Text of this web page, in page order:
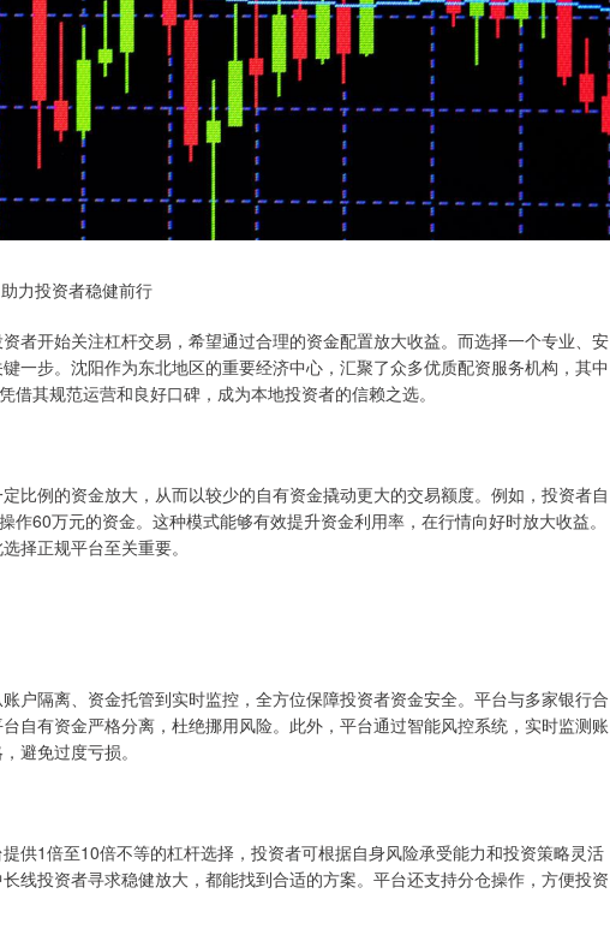
力投资者稳健前行
者开始关注杠杆交易，希望通过合理的资金配置放大收益。而选择一个专业、安
一步。沈阳作为东北地区的重要经济中心，汇聚了众多优质配资服务机构，其中
借其规范运营和良好口碑，成为本地投资者的信赖之选。
比例的资金放大，从而以较少的自有资金撬动更大的交易额度。例如，投资者自
60万元的资金。这种模式能够有效提升资金利用率，在行情向好时放大收益。
择正规平台至关重要。
户隔离、资金托管到实时监控，全方位保障投资者资金安全。平台与多家银行合
自有资金严格分离，杜绝挪用风险。此外，平台通过智能风控系统，实时监测账
避免过度亏损。
供1倍至10倍不等的杠杆选择，投资者可根据自身风险承受能力和投资策略灵活
线投资者寻求稳健放大，都能找到合适的方案。平台还支持分仓操作，方便投资